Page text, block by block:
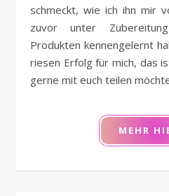
schmeckt, wie ich ihn mir
zuvor unter
Produkten kennengelernt
riesen Erfolg für mich, das
gerne mit euch teilen
MEHR